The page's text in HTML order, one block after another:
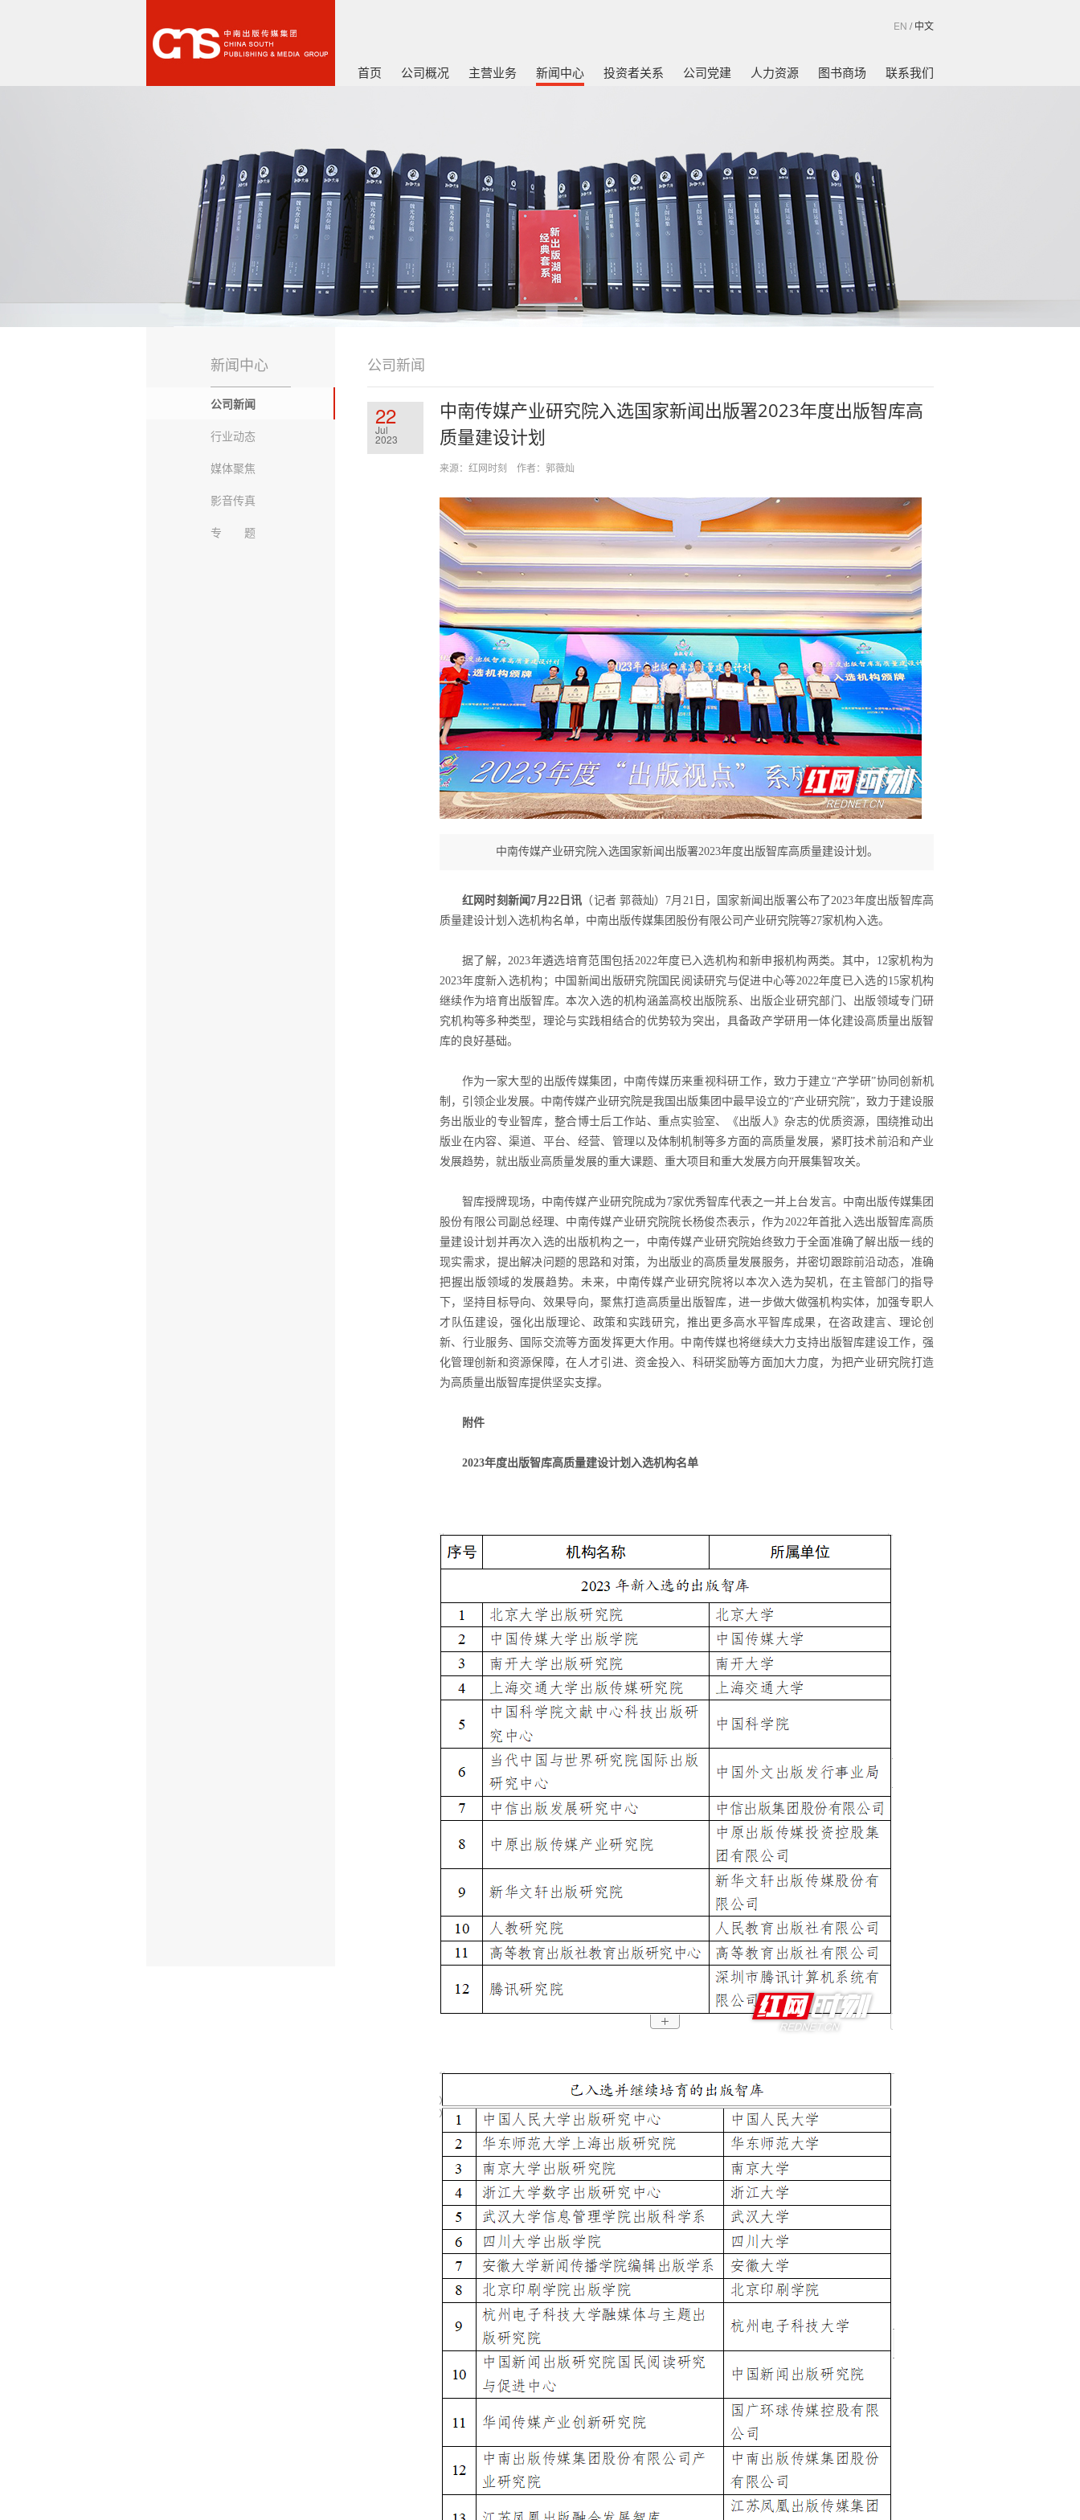
EN /中文
首页 公司概况 主营业务 新闻中心 投资者关系 公司党建 人力资源 图书商场 联系我们
新闻中心
公司新闻
行业动态
媒体聚焦
影音传真
专 题
公司新闻
22
Jul
2023
中南传媒产业研究院入选国家新闻出版署2023年度出版智库高
质量建设计划
来源：红网时刻 作者：郭薇灿
中南传媒产业研究院入选国家新闻出版署2023年度出版智库高质量建设计划。
红网时刻新闻7月22日讯 （记者 郭薇灿）7月21日，国家新闻出版署公布了2023年度出版智库高
质量建设计划入选机构名单，中南出版传媒集团股份有限公司产业研究院等27家机构入选。
据了解，2023年遴选培育范围包括2022年度已入选机构和新申报机构两类。其中，12家机构为
2023年度新入选机构；中国新闻出版研究院国民阅读研究与促进中心等2022年度已入选的15家机构
继续作为培育出版智库。本次入选的机构涵盖高校出版院系、出版企业研究部门、出版领域专门研
究机构等多种类型，理论与实践相结合的优势较为突出，具备政产学研用一体化建设高质量出版智
库的良好基础。
作为一家大型的出版传媒集团，中南传媒历来重视科研工作，致力于建立“产学研”协同创新机
制，引领企业发展。中南传媒产业研究院是我国出版集团中最早设立的“产业研究院”，致力于建设服
务出版业的专业智库，整合博士后工作站、重点实验室、《出版人》杂志的优质资源，围绕推动出
版业在内容、渠道、平台、经营、管理以及体制机制等多方面的高质量发展，紧盯技术前沿和产业
发展趋势，就出版业高质量发展的重大课题、重大项目和重大发展方向开展集智攻关。
智库授牌现场，中南传媒产业研究院成为7家优秀智库代表之一并上台发言。中南出版传媒集团
股份有限公司副总经理、中南传媒产业研究院院长杨俊杰表示，作为2022年首批入选出版智库高质
量建设计划并再次入选的出版机构之一，中南传媒产业研究院始终致力于全面准确了解出版一线的
现实需求，提出解决问题的思路和对策，为出版业的高质量发展服务，并密切跟踪前沿动态，准确
把握出版领域的发展趋势。未来，中南传媒产业研究院将以本次入选为契机，在主管部门的指导
下，坚持目标导向、效果导向，聚焦打造高质量出版智库，进一步做大做强机构实体，加强专职人
才队伍建设，强化出版理论、政策和实践研究，推出更多高水平智库成果，在咨政建言、理论创
新、行业服务、国际交流等方面发挥更大作用。中南传媒也将继续大力支持出版智库建设工作，强
化管理创新和资源保障，在人才引进、资金投入、科研奖励等方面加大力度，为把产业研究院打造
为高质量出版智库提供坚实支撑。
附件
2023年度出版智库高质量建设计划入选机构名单